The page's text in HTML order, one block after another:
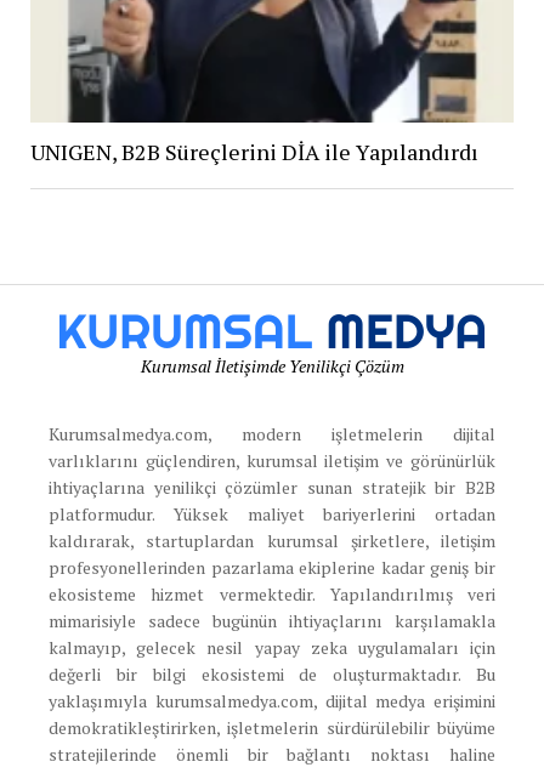
UNIGEN, B2B Süreçlerini DİA ile Yapılandırdı
Kurumsal İletişimde Yenilikçi Çözüm
Kurumsalmedya.com, modern işletmelerin dijital
varlıklarını güçlendiren, kurumsal iletişim ve görünürlük
ihtiyaçlarına yenilikçi çözümler sunan stratejik bir B2B
platformudur. Yüksek maliyet bariyerlerini ortadan
kaldırarak, startuplardan kurumsal şirketlere, iletişim
profesyonellerinden pazarlama ekiplerine kadar geniş bir
ekosisteme hizmet vermektedir. Yapılandırılmış veri
mimarisiyle sadece bugünün ihtiyaçlarını karşılamakla
kalmayıp, gelecek nesil yapay zeka uygulamaları için
değerli bir bilgi ekosistemi de oluşturmaktadır. Bu
yaklaşımıyla kurumsalmedya.com, dijital medya erişimini
demokratikleştirirken, işletmelerin sürdürülebilir büyüme
stratejilerinde önemli bir bağlantı noktası haline